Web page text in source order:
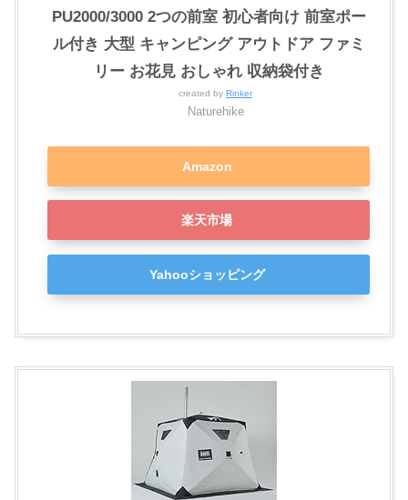
PU2000/3000 2つの前室 初心者向け 前室ポー
ル付き 大型 キャンピング アウトドア ファミ
リー お花見 おしゃれ 収納袋付き
created by Rinker
Naturehike
Amazon
楽天市場
Yahooショッピング